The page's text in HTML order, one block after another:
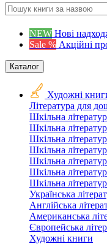
NEW Нові
Sale % Акційні
Каталог
Художні
Література для
Шкільна
Шкільна
Шкільна
Шкільна
Шкільна
Шкільна
Шкільна
Українська
Англійська
Американська
Європейська
Художні книги